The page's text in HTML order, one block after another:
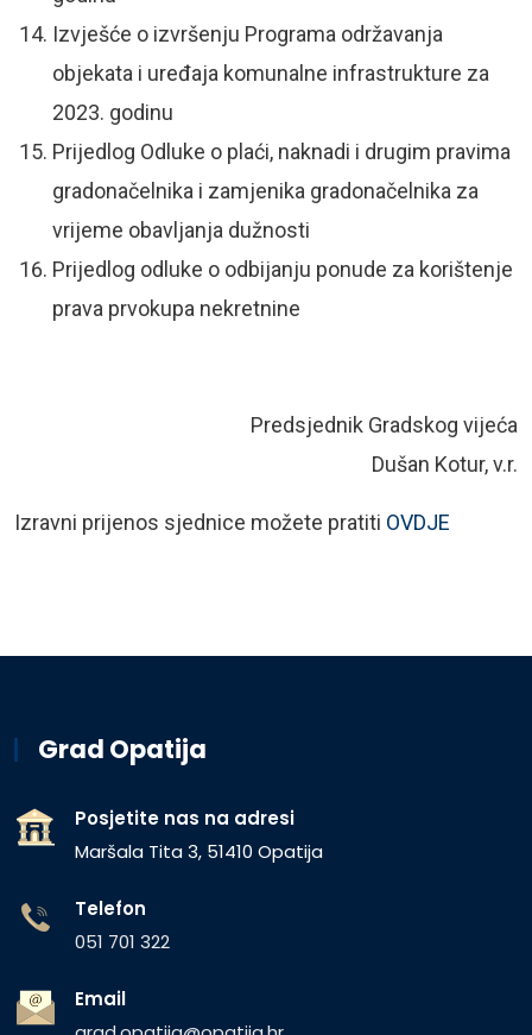
Izvješće o izvršenju Programa održavanja
objekata i uređaja komunalne infrastrukture za
2023. godinu
Prijedlog Odluke o plaći, naknadi i drugim pravima
gradonačelnika i zamjenika gradonačelnika za
vrijeme obavljanja dužnosti
Prijedlog odluke o odbijanju ponude za korištenje
prava prvokupa nekretnine
Predsjednik Gradskog vijeća
Dušan Kotur, v.r.
Izravni prijenos sjednice možete pratiti OVDJE
Grad Opatija
Posjetite nas na adresi
Maršala Tita 3, 51410 Opatija
Telefon
051 701 322
Email